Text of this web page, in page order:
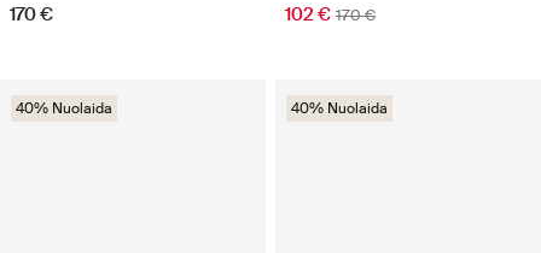
170 € 102 € 170 €
40% Nuolaida 40% Nuolaida